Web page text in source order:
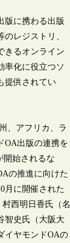
版に携わる出版
レジストリ、
きるオンライン
率化に役立つソ
提供されてい
、アフリカ、ラ
OA出版の連携を
開始されるな
の推進に向けた
月に開催された
村西明日香氏（名
智史氏（大阪大
イヤモンドOAの